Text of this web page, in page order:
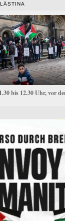
bis 12.30 Uhr, vor